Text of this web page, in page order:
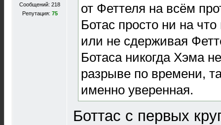
Сообщений: 218
Репутация: 75
от Феттеля на всём
Ботас просто ни на
или не сдерживая
Ботаса никогда Хэма
разрыве по времени,
именно уверенная.
Боттас с первых